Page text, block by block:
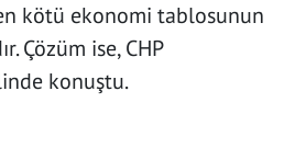
kötü ekonomi tablosunun
Çözüm ise, CHP
konuştu.